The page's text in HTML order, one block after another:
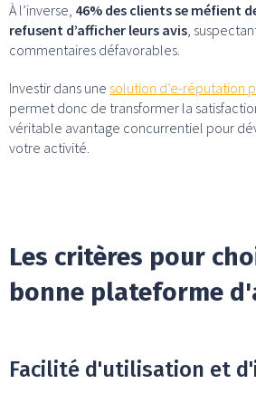
À l’inverse, 46% des clients se méfient
refusent d’afficher leurs avis,
commentaires défavorables.
Investir dans une solution d’e-réputation
permet donc de transformer la
véritable avantage concurrentiel pour
votre activité.
Les critères pour
bonne plateforme
Facilité d'utilisation et